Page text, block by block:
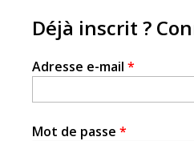
Le
Déjà inscrit ?
Adresse e-mail *
Mot de passe *